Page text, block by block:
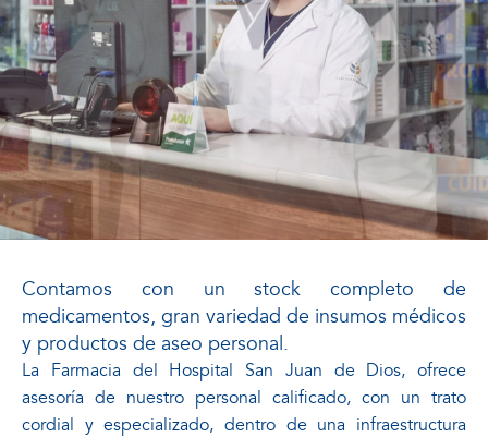
Contamos con un stock completo de
medicamentos, gran variedad de insumos médicos
y productos de aseo personal.
La Farmacia del Hospital San Juan de Dios, ofrece
asesoría de nuestro personal calificado, con un trato
cordial y especializado, dentro de una infraestructura